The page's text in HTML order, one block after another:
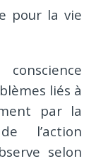
pour la vie
liés à
par la
l’action
selon